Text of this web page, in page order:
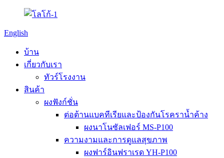
English
บ้าน
เกี่ยวกับเรา
ทัวร์โรงงาน
สินค้า
ผงฟังก์ชั่น
ต่อต้านแบคทีเรียและป้องกันโรคราน้ำค้าง
ผงนาโนซัลเฟอร์ MS-P100
ความงามและการดูแลสุขภาพ
ผงฟาร์อินฟราเรด YH-P100